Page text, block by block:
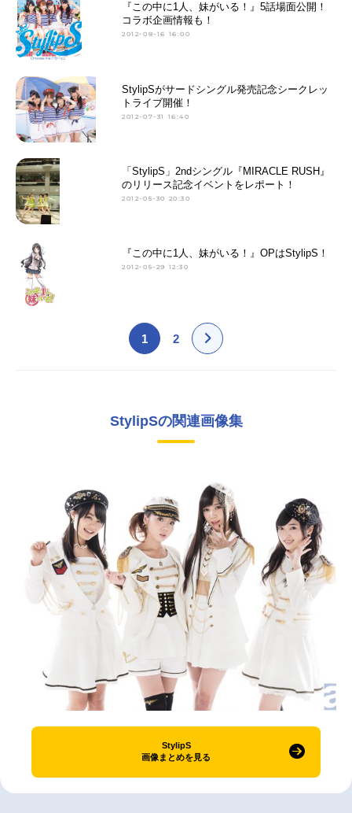
『この中に1人、妹がいる！』5話場面公開！
コラボ企画情報も！
2012-08-16 16:00
StylipSがサードシングル発売記念シークレッ
トライブ開催！
2012-07-31 16:40
「StylipS」2ndシングル『MIRACLE RUSH』
のリリース記念イベントをレポート！
2012-05-30 20:30
『この中に1人、妹がいる！』OPはStylipS！
2012-05-29 12:30
1 2
StylipSの関連画像集
StylipS
画像まとめを見る